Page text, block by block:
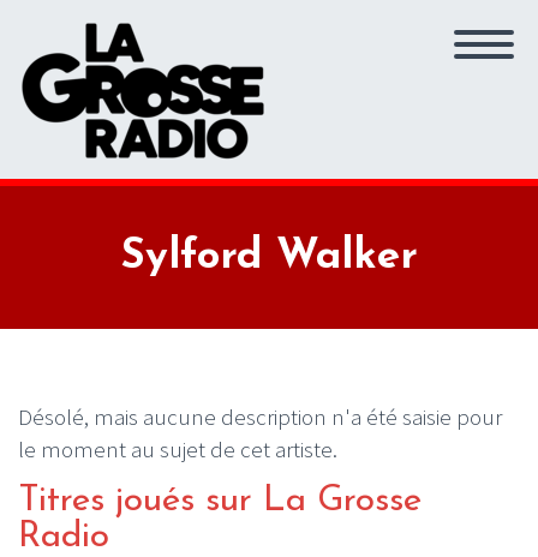
Sylford Walker
Désolé, mais aucune description n'a été saisie pour
le moment au sujet de cet artiste.
Titres joués sur La Grosse
Radio